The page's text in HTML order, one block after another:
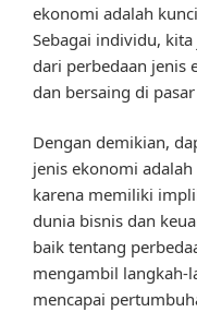
ekonomi adalah
Sebagai individu,
dari perbedaan jenis
dan bersaing di
Dengan demikian,
jenis ekonomi
karena memiliki
dunia bisnis dan
baik tentang
mengambil langkah-
mencapai